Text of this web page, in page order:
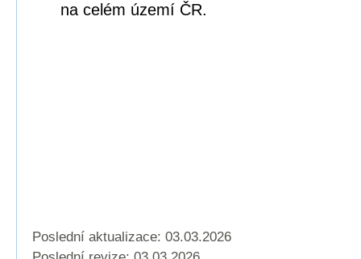
na celém území ČR.
Poslední aktualizace: 03.03.2026